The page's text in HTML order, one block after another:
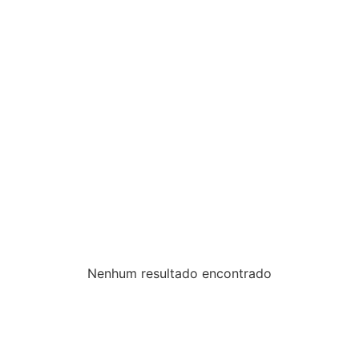
Nenhum resultado encontrado